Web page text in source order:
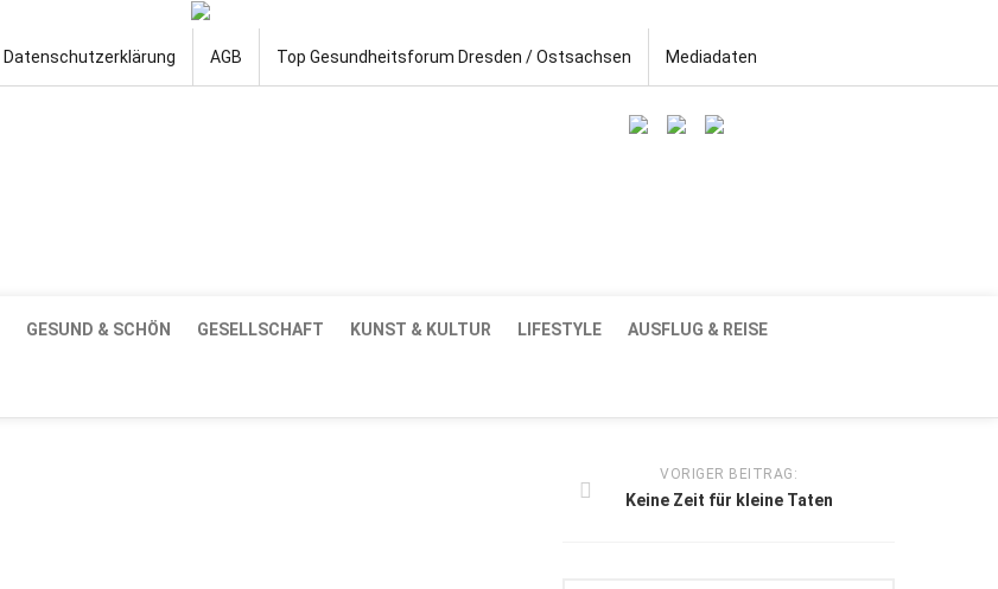
Datenschutzerklärung AGB Top Gesundheitsforum Dresden / Ostsachsen Mediadaten
GESUND & SCHÖN GESELLSCHAFT KUNST & KULTUR LIFESTYLE AUSFLUG & REISE
VORIGER BEITRAG:
Keine Zeit für kleine Taten